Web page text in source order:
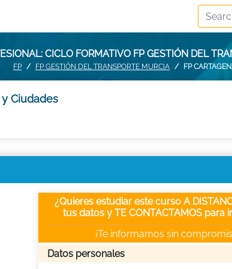
CICLO FORMATIVO FP GESTIÓN DEL
FP FP GESTIÓN DEL TRANSPORTE MURCIA FP
Ciudades
¿Quieres estudiar este curso A
tus datos y TE CONTACTAMOS para
¡Te informamos sin
Datos personales